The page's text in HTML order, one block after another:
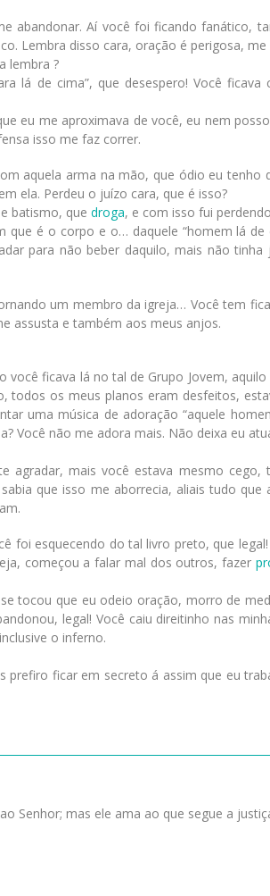
abandonar. Aí você foi ficando fanático,
Lembra disso cara, oração é perigosa,
lembra ?
lá de cima”, que desespero! Você
eu me aproximava de você, eu nem
isso me faz correr.
aquela arma na mão, que ódio eu tenho
ela. Perdeu o juízo cara, que é isso?
batismo, que droga, e com isso fui
é o corpo e o… daquele “homem lá de
para não beber daquilo, mais não tinha
um membro da igreja… Você tem
assusta e também aos meus anjos.
você ficava lá no tal de Grupo Jovem,
todos os meus planos eram desfeitos,
uma música de adoração “aquele
Você não me adora mais. Não deixa eu
agradar, mais você estava mesmo cego,
que isso me aborrecia, aliais tudo que
foi esquecendo do tal livro preto, que
começou a falar mal dos outros, fazer
tocou que eu odeio oração, morro de
legal! Você caiu direitinho nas
o inferno.
ficar em secreto á assim que eu
Senhor; mas ele ama ao que segue a